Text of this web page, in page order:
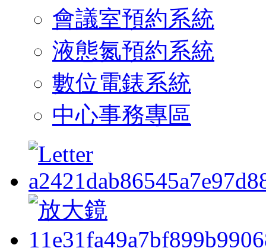
會議室預約系統
液態氮預約系統
數位電錶系統
中心事務專區